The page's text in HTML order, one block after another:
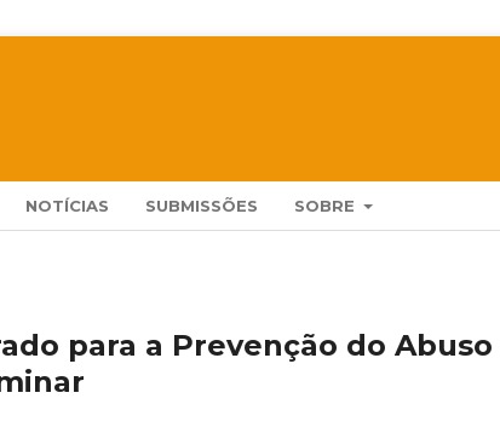
NOTÍCIAS SUBMISSÕES SOBRE
para a Prevenção do Abuso